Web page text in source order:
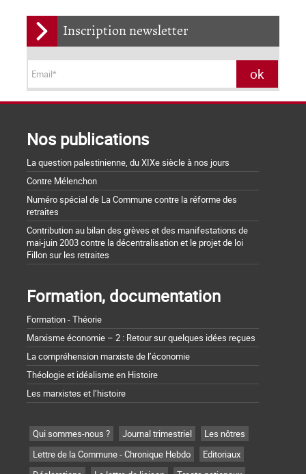
Inscription newsletter
Nos publications
La question palestinienne, du XIXe siècle à nos jours
Contre Mélenchon
Numéro spécial de La Commune contre la réforme des
retraites
Contribution au bilan des grèves et des manifestations de
mai-juin 2003 contre la décentralisation et le projet de loi
Fillon sur les retraites
Formation, documentation
Formation - Théorie
Marxisme économie – 2 : Retour sur quelques idées reçues
La compréhension marxiste de l’économie
Théologie et idéalisme en Histoire
Les marxistes et l’histoire
Qui sommes-nous ? Journal trimestriel
Les nôtres
Lettre de la Commune - Chronique Hebdo
Editoriaux